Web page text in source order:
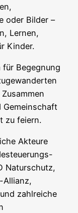
oder Bilder –
Lernen,
Kinder.
für Begegnung
Gemeinschaft
zu feiern.
Akteure
Naturschutz,
Allianz,
zahlreiche